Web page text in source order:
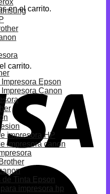
en el carrito.
carrito.
Epson
Canon
impresora HP
impresora canon
de Tinta Epson
impresora hp